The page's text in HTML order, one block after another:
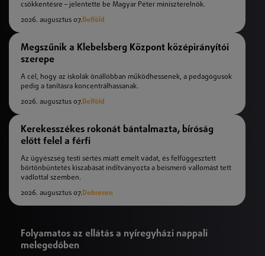
csökkentésre – jelentette be Magyar Péter miniszterelnök.
2026. augusztus 07.Belföld
Megszűnik a Klebelsberg Központ középirányítói
szerepe
A cél, hogy az iskolák önállóbban működhessenek, a pedagógusok
pedig a tanításra koncentrálhassanak.
2026. augusztus 07.Belföld
Kerekesszékes rokonát bántalmazta, bíróság
előtt felel a férfi
Az ügyészség testi sértés miatt emelt vádat, és felfüggesztett
börtönbüntetés kiszabását indítványozta a beismerő vallomást tett
vádlottal szemben.
2026. augusztus 07.Debrecen
Folyamatos az ellátás a nyíregyházi nappali
melegedőben